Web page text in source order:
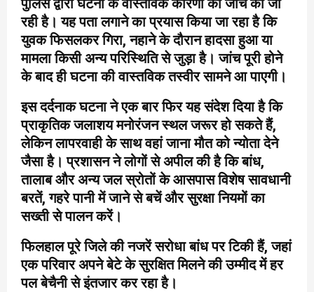
पुलिस द्वारा घटना के वास्तविक कारणों की जांच की जा
रही है। यह पता लगाने का प्रयास किया जा रहा है कि
युवक फिसलकर गिरा, नहाने के दौरान हादसा हुआ या
मामला किसी अन्य परिस्थिति से जुड़ा है। जांच पूरी होने
के बाद ही घटना की वास्तविक तस्वीर सामने आ पाएगी।
इस दर्दनाक घटना ने एक बार फिर यह संदेश दिया है कि
प्राकृतिक जलाशय मनोरंजन स्थल जरूर हो सकते हैं,
लेकिन लापरवाही के साथ वहां जाना मौत को न्योता देने
जैसा है। प्रशासन ने लोगों से अपील की है कि बांध,
तालाब और अन्य जल स्रोतों के आसपास विशेष सावधानी
बरतें, गहरे पानी में जाने से बचें और सुरक्षा नियमों का
सख्ती से पालन करें।
फिलहाल पूरे जिले की नजरें सरोधा बांध पर टिकी हैं, जहां
एक परिवार अपने बेटे के सुरक्षित मिलने की उम्मीद में हर
पल बेचैनी से इंतजार कर रहा है।